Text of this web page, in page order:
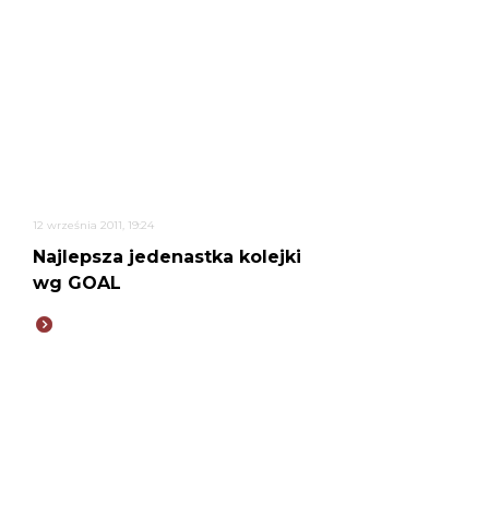
12 września 2011, 19:24
Najlepsza jedenastka kolejki
wg GOAL